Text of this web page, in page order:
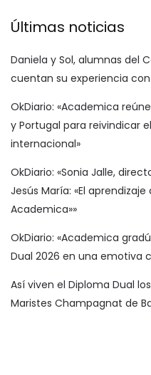
Últimas noticias
Daniela y Sol, alumnas del
cuentan su experiencia
OkDiario: «Academica
y Portugal para reivindicar
internacional»
OkDiario: «Sonia Jalle,
Jesús María: «El
Academica»»
OkDiario: «Academica
Dual 2026 en una emotiva
Así viven el Diploma Dual
Maristes Champagnat de